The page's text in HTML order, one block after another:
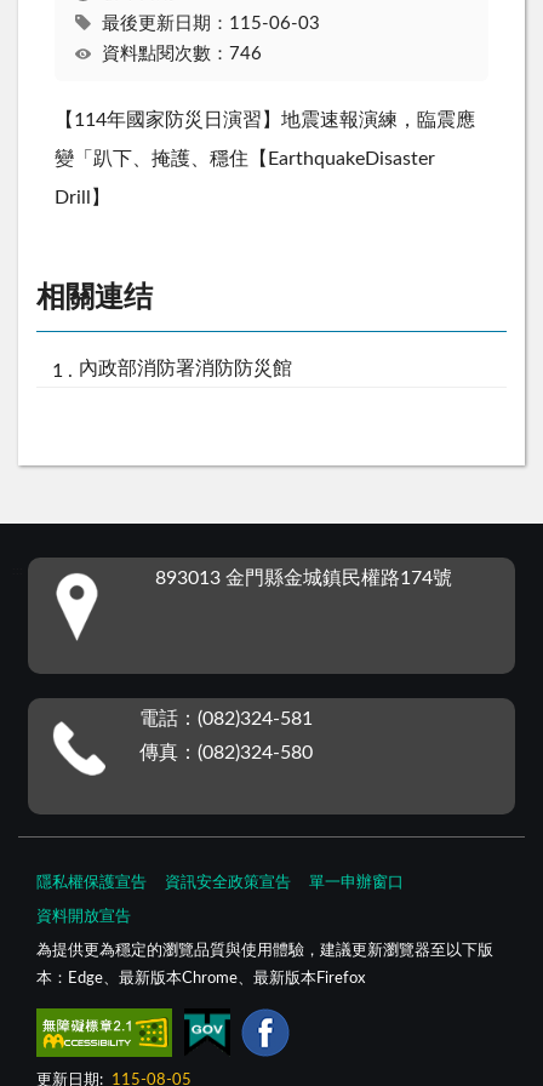
最後更新日期：115-06-03
資料點閱次數：746
【114年國家防災日演習】地震速報演練，臨震應
變「趴下、掩護、穩住【EarthquakeDisaster
Drill】
相關連结
內政部消防署消防防災館
893013 金門縣金城鎮民權路174號
電話：(082)324-581
傳真：(082)324-580
隱私權保護宣告 資訊安全政策宣告 單一申辦窗口
資料開放宣告
為提供更為穩定的瀏覽品質與使用體驗，建議更新瀏覽器至以下版
本：Edge、最新版本Chrome、最新版本Firefox
更新日期: 115-08-05